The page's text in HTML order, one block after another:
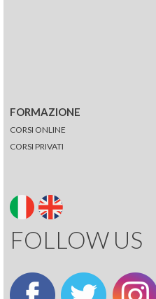
FORMAZIONE
CORSI ONLINE
CORSI PRIVATI
FOLLOW US